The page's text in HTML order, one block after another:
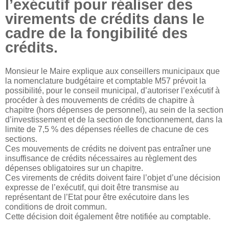
l’exécutif pour réaliser des
virements de crédits dans le
cadre de la fongibilité des
crédits.
Monsieur le Maire explique aux conseillers municipaux que
la nomenclature budgétaire et comptable M57 prévoit la
possibilité, pour le conseil municipal, d’autoriser l’exécutif à
procéder à des mouvements de crédits de chapitre à
chapitre (hors dépenses de personnel), au sein de la section
d’investissement et de la section de fonctionnement, dans la
limite de 7,5 % des dépenses réelles de chacune de ces
sections.
Ces mouvements de crédits ne doivent pas entraîner une
insuffisance de crédits nécessaires au règlement des
dépenses obligatoires sur un chapitre.
Ces virements de crédits doivent faire l’objet d’une décision
expresse de l’exécutif, qui doit être transmise au
représentant de l’Etat pour être exécutoire dans les
conditions de droit commun.
Cette décision doit également être notifiée au comptable.